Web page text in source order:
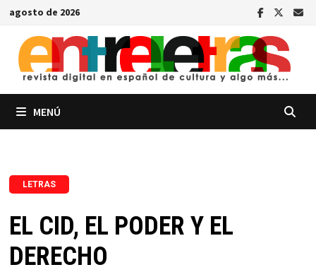
Saltar
contenido
agosto de 2026
MENÚ
LETRAS
EL CID, EL PODER Y EL
DERECHO